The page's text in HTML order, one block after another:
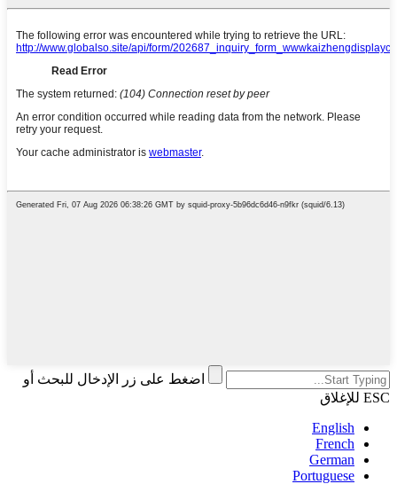
اضغط على زر الإدخال للبحث أو
ESC للإغلاق
English
French
German
Portuguese